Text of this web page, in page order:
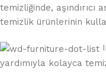
temizliğinde,
temizlik ürünlerinin
yardımıyla kolayca